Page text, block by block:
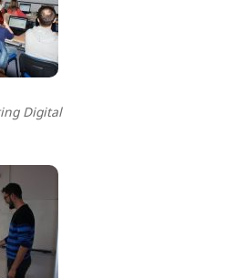
Digital